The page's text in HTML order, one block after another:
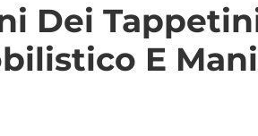
Dei
E